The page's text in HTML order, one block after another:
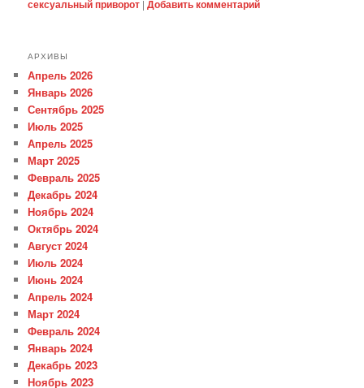
сексуальный приворот |Добавить комментарий
АРХИВЫ
Апрель 2026
Январь 2026
Сентябрь 2025
Июль 2025
Апрель 2025
Март 2025
Февраль 2025
Декабрь 2024
Ноябрь 2024
Октябрь 2024
Август 2024
Июль 2024
Июнь 2024
Апрель 2024
Март 2024
Февраль 2024
Январь 2024
Декабрь 2023
Ноябрь 2023